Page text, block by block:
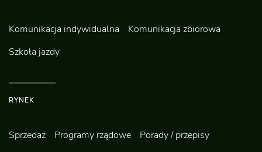
Komunikacja indywidualna
Komunikacja zbiorowa
Szkoła jazdy
RYNEK
Sprzedaż Programy rządowe Porady / przepisy